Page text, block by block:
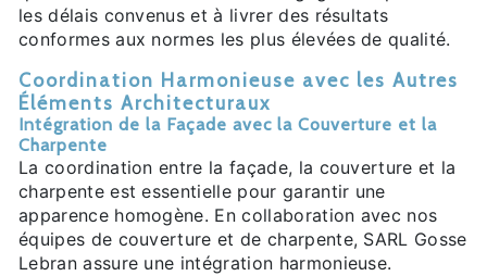
les délais convenus et à livrer des résultats
conformes aux normes les plus élevées de qualité.
Coordination Harmonieuse avec les Autres
Éléments Architecturaux
Intégration de la Façade avec la Couverture et la
Charpente
La coordination entre la façade, la couverture et la
charpente est essentielle pour garantir une
apparence homogène. En collaboration avec nos
équipes de couverture et de charpente, SARL Gosse
Lebran assure une intégration harmonieuse.